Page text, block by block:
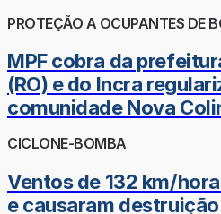
PROTEÇÃO A OCUPANTES DE
MPF cobra da
(RO) e do Incra
comunidade Nova
CICLONE-BOMBA
Ventos de 132 km/
e causaram